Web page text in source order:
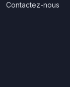
Contactez-nous